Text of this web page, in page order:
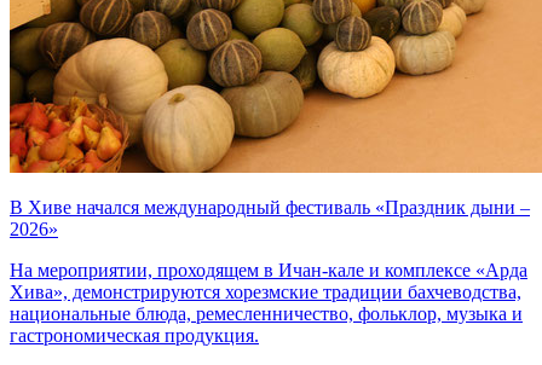
В Хиве начался международный фестиваль «Праздник дыни –
2026»
На мероприятии, проходящем в Ичан-кале и комплексе «Арда
Хива», демонстрируются хорезмские традиции бахчеводства,
национальные блюда, ремесленничество, фольклор, музыка и
гастрономическая продукция.